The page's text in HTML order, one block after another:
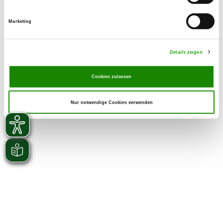
Marketing
Details zeigen
Cookies zulassen
Nur notwendige Cookies verwenden